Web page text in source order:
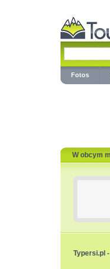
Fotos
W obcym
Typersi.pl